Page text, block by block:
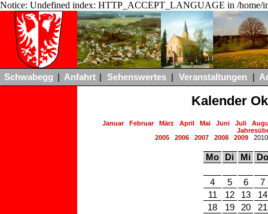
Notice: Undefined index: HTTP_ACCEPT_LANGUAGE in /home/
Schwabegg Anfahrt Sehenswertes Veranstaltungen
Kalender
Januar Februar März April Mai Juni Juli
2005
2006 2007 2008 2009
Mo Di Mi Do
4 5 6
7
11
12 13
14
18
19 20
21